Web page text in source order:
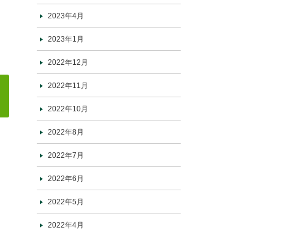
2023年4月
2023年1月
2022年12月
2022年11月
2022年10月
2022年8月
2022年7月
2022年6月
2022年5月
2022年4月